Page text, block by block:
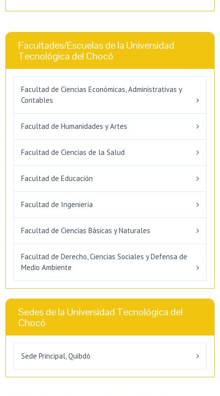
Facultades/Escuelas de la Universidad
Tecnológica del Chocó
Facultad de Ciencias Económicas, Administrativas y
Contables
Facultad de Humanidades y Artes
Facultad de Ciencias de la Salud
Facultad de Educación
Facultad de Ingeniería
Facultad de Ciencias Básicas y Naturales
Facultad de Derecho, Ciencias Sociales y Defensa de
Medio Ambiente
Sedes de la Universidad Tecnológica del
Chocó
Sede Principal, Quibdó